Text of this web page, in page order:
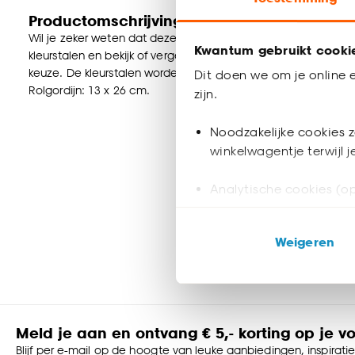
Kwantum gebruikt
Dit doen we om je online
zijn.
Noodzakelijke cookies
winkelwagentje terwijl
Analytische cookies
ook buiten de
Klik op ‘Ja, alles
Weigeren
Productomschrijving
Wil je zeker weten dat deze raamdecoratie bij de rest van
kleurstalen en bekijk of vergelijk eenvoudig welke
keuze. De kleurstalen worden binnen 2 à 3 werkdagen
Rolgordijn: 13 x 26 cm.
Meld je aan en ontvang € 5,- korting op je
Blijf per e-mail op de hoogte van leuke aanbiedingen,